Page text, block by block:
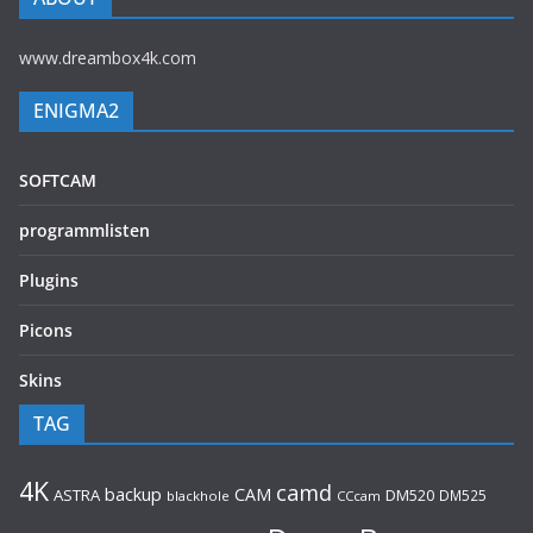
www.dreambox4k.com
ENIGMA2
SOFTCAM
programmlisten
Plugins
Picons
Skins
TAG
4K ASTRA backup blackhole CAM camd CCcam DM520 DM525